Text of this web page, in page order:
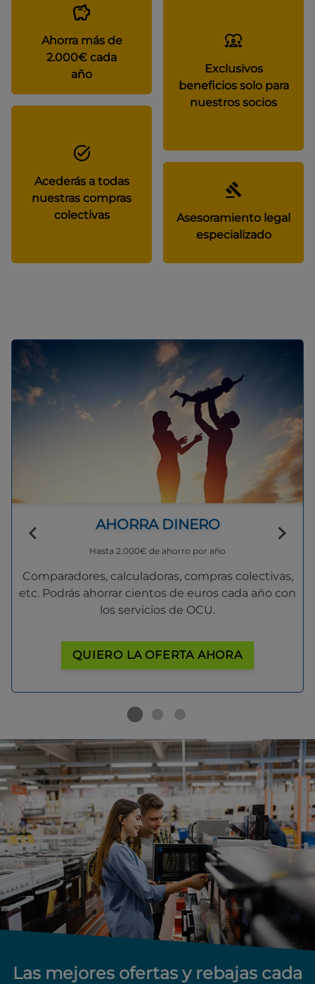
Ahorra más de
2.000€ cada
año
Exclusivos
beneficios solo para
nuestros socios
Acederás a todas
nuestras compras
colectivas
Asesoramiento legal
especializado
AHORRA DINERO
Hasta 2.000€ de ahorro por año
Comparadores, calculadoras, compras colectivas,
etc. Podrás ahorrar cientos de euros cada año con
los servicios de OCU.
QUIERO LA OFERTA AHORA
Las mejores ofertas y rebajas cada